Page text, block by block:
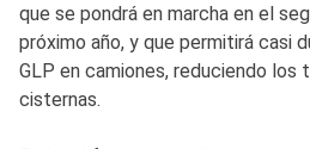
que se pondrá en marcha en el
próximo año, y que permitirá casi
GLP en camiones, reduciendo los
cisternas.